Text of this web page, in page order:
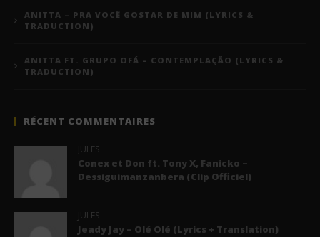
ANITTA – PRA VOCÊ GOSTAR DE MIM (LYRICS &
TRADUCTION)
ANITTA FT. GRUPO OFÁ – CONTEMPLAÇÃO (LYRICS &
TRADUCTION)
RÉCENT COMMENTAIRES
JULES
Conex et Don ft. Tony X, Fanicko –
Dessiguimanzanbera (Clip Officiel)
JULES
Jeady Jay – Olé Olé (Lyrics + Translation)